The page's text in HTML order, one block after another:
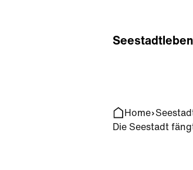
Seestadtleben
Home
Die Seestadt